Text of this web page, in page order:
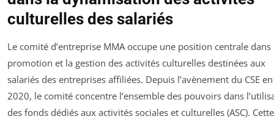
culturelles des salariés
Le comité d’entreprise MMA occupe une position centrale dans
promotion et la gestion des activités culturelles destinées aux
salariés des entreprises affiliées. Depuis l’avènement du CSE en
2020, le comité concentre l’ensemble des pouvoirs dans
des fonds dédiés aux activités sociales et culturelles (ASC). Cette